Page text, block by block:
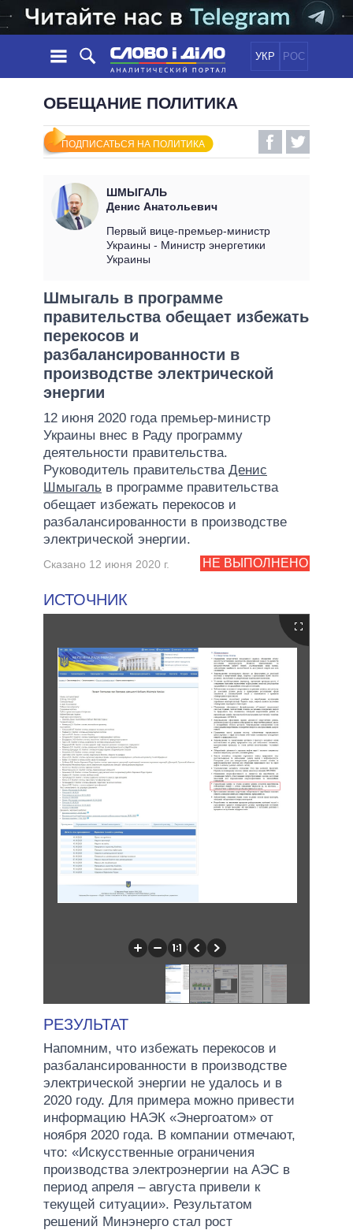
УКР РОС
НОВОСТИ
ЛЕНТА
СОБЫТИЯ
СТАТЬИ
МНЕНИЯ
ОБЗОРЫ
ДАЙДЖЕСТЫ
ПОЛИТИКА
ЭКОНОМИКА
МИР
ОБЕЩАНИЯ
ВСЕ ПОЛИТИКИ
ПРЕЗИДЕНТ И ОФИС
ВЕРХОВНАЯ РАДА
ГЛАВЫ ОБЛАДМИНИСТРАЦИЙ
МЭРЫ
ВСЕ ПЕРСОНЫ
ИНФОГРАФИКА
ВИДЕО
СРАВНЕНИЕ ПОЛИТИКОВ
ОБЕЩАНИЕ ПОЛИТИКА
ПОДПИСАТЬСЯ НА ПОЛИТИКА
ШМЫГАЛЬ
Денис Анатольевич
Первый вице-премьер-министр
Украины - Министр энергетики
Украины
Шмыгаль в программе
правительства обещает избежать
перекосов и
разбалансированности в
производстве электрической
энергии
12 июня 2020 года премьер-министр
Украины внес в Раду программу
деятельности правительства.
Руководитель правительства Денис
Шмыгаль в программе правительства
обещает избежать перекосов и
разбалансированности в производстве
электрической энергии.
НЕ ВЫПОЛНЕНО
Сказано 12 июня 2020 г.
ИСТОЧНИК
РЕЗУЛЬТАТ
Напомним, что избежать перекосов и
разбалансированности в производстве
электрической энергии не удалось и в
2020 году. Для примера можно привести
информацию НАЭК «Энергоатом» от
ноября 2020 года. В компании отмечают,
что: «Искусственные ограничения
производства электроэнергии на АЭС в
период апреля – августа привели к
текущей ситуации». Результатом
решений Минэнерго стал рост